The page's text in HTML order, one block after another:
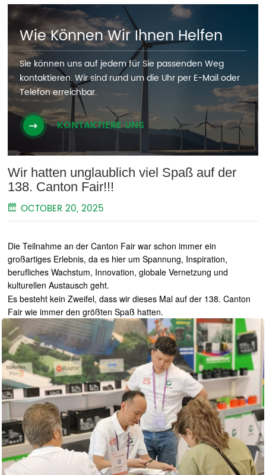
Wie Können Wir Ihnen Helfen
Sie können uns auf jedem für Sie passenden Weg
kontaktieren. Wir sind rund um die Uhr per E-Mail oder
Telefon erreichbar.
KONTAKTIERE UNS
Wir hatten unglaublich viel Spaß auf der
138. Canton Fair!!!
OCTOBER 20, 2025
Die Teilnahme an der Canton Fair war schon immer ein
großartiges Erlebnis, da es hier um Spannung, Inspiration,
berufliches Wachstum, Innovation, globale Vernetzung und
kulturellen Austausch geht.
Es besteht kein Zweifel, dass wir dieses Mal auf der 138. Canton
Fair wie immer den größten Spaß hatten.